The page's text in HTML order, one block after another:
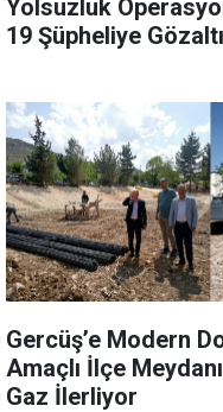
Yolsuzluk
19 Şüpheliye
Gercüş’e Modern
Amaçlı İlçe
Gaz İlerliyor